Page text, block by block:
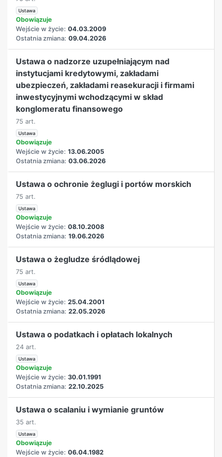
Ustawa
Obowiązuje
Wejście w życie: 04.03.2009
Ostatnia zmiana: 09.04.2026
Ustawa o nadzorze uzupełniającym nad
instytucjami kredytowymi, zakładami
ubezpieczeń, zakładami reasekuracji i firmami
inwestycyjnymi wchodzącymi w skład
konglomeratu finansowego
75 art.
Ustawa
Obowiązuje
Wejście w życie: 13.06.2005
Ostatnia zmiana: 03.06.2026
Ustawa o ochronie żeglugi i portów morskich
75 art.
Ustawa
Obowiązuje
Wejście w życie: 08.10.2008
Ostatnia zmiana: 19.06.2026
Ustawa o żegludze śródlądowej
75 art.
Ustawa
Obowiązuje
Wejście w życie: 25.04.2001
Ostatnia zmiana: 22.05.2026
Ustawa o podatkach i opłatach lokalnych
24 art.
Ustawa
Obowiązuje
Wejście w życie: 30.01.1991
Ostatnia zmiana: 22.10.2025
Ustawa o scalaniu i wymianie gruntów
35 art.
Ustawa
Obowiązuje
Wejście w życie: 06.04.1982